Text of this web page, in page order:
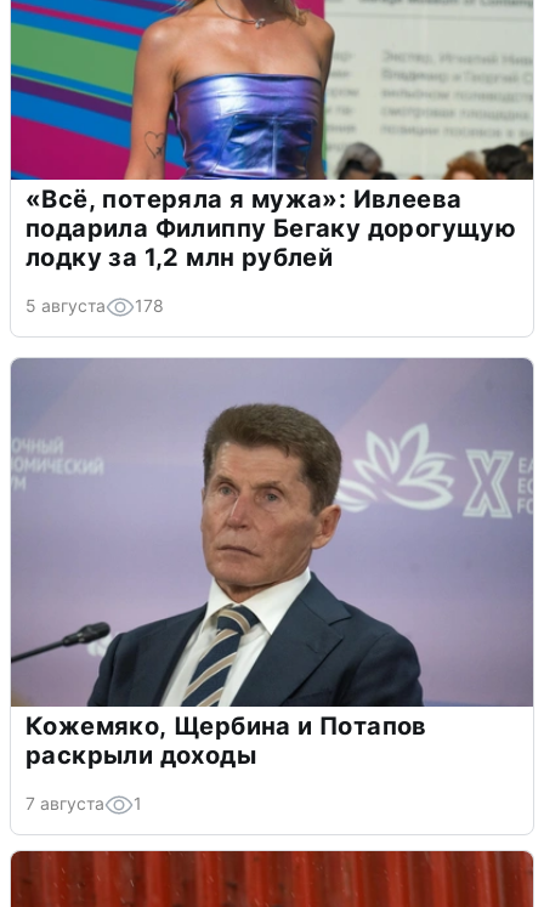
«Всё, потеряла я мужа»: Ивлеева
подарила Филиппу Бегаку дорогущую
лодку за 1,2 млн рублей
5 августа 178
Кожемяко, Щербина и Потапов
раскрыли доходы
7 августа 1